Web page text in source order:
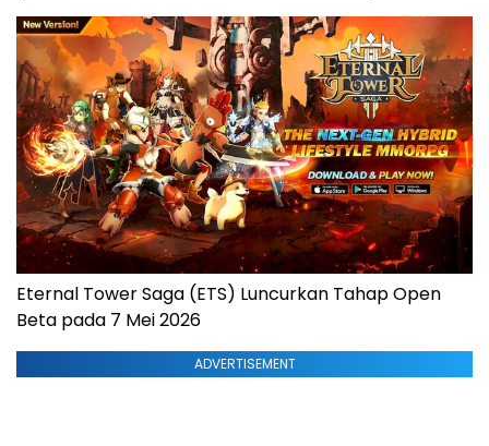
Eternal Tower Saga (ETS) Luncurkan Tahap Open
Beta pada 7 Mei 2026
ADVERTISEMENT